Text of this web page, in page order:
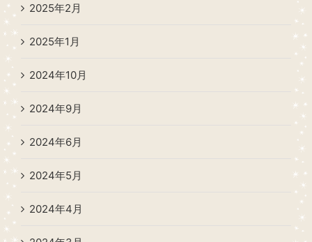
2025年2月
2025年1月
2024年10月
2024年9月
2024年6月
2024年5月
2024年4月